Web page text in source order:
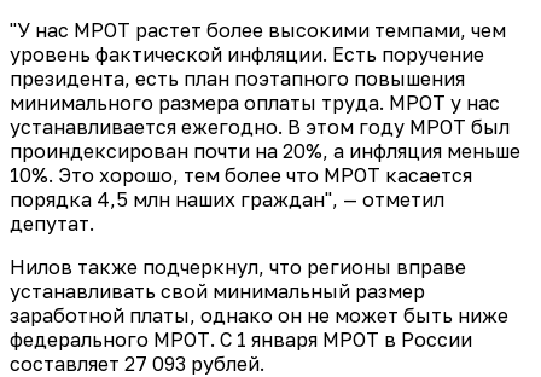
"У нас МРОТ растет более высокими темпами, чем
уровень фактической инфляции. Есть поручение
президента, есть план поэтапного повышения
минимального размера оплаты труда. МРОТ у нас
устанавливается ежегодно. В этом году МРОТ был
проиндексирован почти на 20%, а инфляция меньше
10%. Это хорошо, тем более что МРОТ касается
порядка 4,5 млн наших граждан", — отметил
депутат.
Нилов также подчеркнул, что регионы вправе
устанавливать свой минимальный размер
заработной платы, однако он не может быть ниже
федерального МРОТ. С 1 января МРОТ в России
составляет 27 093 рублей.